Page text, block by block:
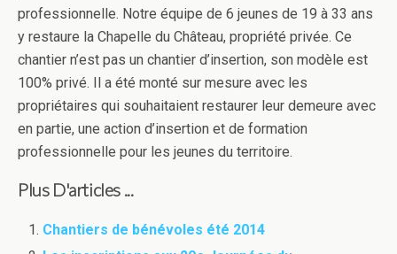
professionnelle. Notre équipe de 6 jeunes de 19 à 33 ans
y restaure la Chapelle du Château, propriété privée. Ce
chantier n’est pas un chantier d’insertion, son modèle est
100% privé. Il a été monté sur mesure avec les
propriétaires qui souhaitaient restaurer leur demeure avec
en partie, une action d’insertion et de formation
professionnelle pour les jeunes du territoire.
Plus D'articles ...
Chantiers de bénévoles été 2014